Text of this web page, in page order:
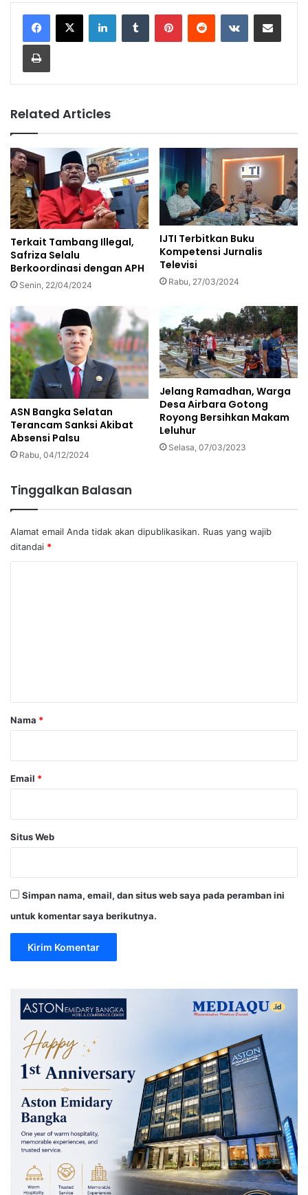
LinkedInTumblr PinterestReddit VKontakteShare via Email
Print
Related Articles
Terkait Tambang Illegal,
Safriza Selalu
Berkoordinasi dengan APH
Senin, 22/04/2024
IJTI Terbitkan Buku
Kompetensi Jurnalis
Televisi
Rabu, 27/03/2024
ASN Bangka Selatan
Terancam Sanksi Akibat
Absensi Palsu
Rabu, 04/12/2024
Jelang Ramadhan, Warga
Desa Airbara Gotong
Royong Bersihkan Makam
Leluhur
Selasa, 07/03/2023
Tinggalkan Balasan
Alamat email Anda tidak akan dipublikasikan. Ruas yang wajib
ditandai *
rNama *
Email *
Situs Web
Simpan nama, email, dan situs web saya pada peramban ini
untuk komentar saya berikutnya.